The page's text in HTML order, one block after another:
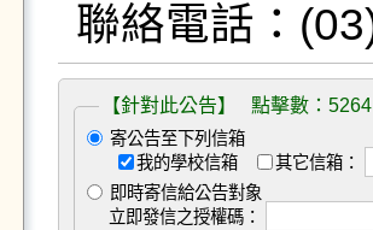
【針對此公告】 點擊數：5264
寄公告至下列信箱
我的學校信箱
其它信箱：
即時寄信給公告對象
立即發信之授權碼：